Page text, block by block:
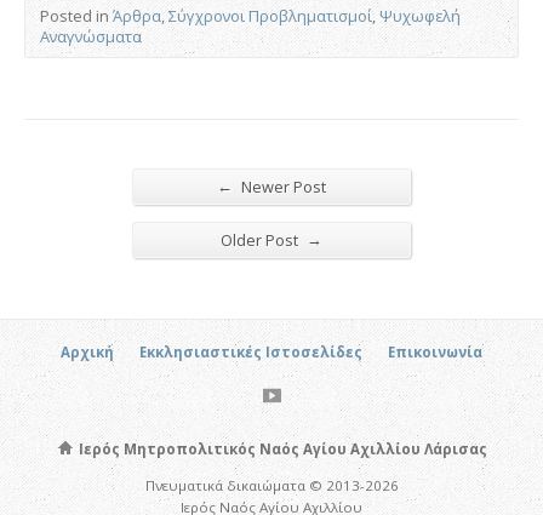
Posted in Άρθρα,Σύγχρονοι Προβληματισμοί,Ψυχωφελή
Αναγνώσματα
← Newer Post
Older Post →
Αρχική Εκκλησιαστικές Ιστοσελίδες Επικοινωνία
Ιερός Μητροπολιτικός Ναός Αγίου Αχιλλίου Λάρισας
Πνευματικά δικαιώματα © 2013-2026
Ιερός Ναός Αγίου Αχιλλίου